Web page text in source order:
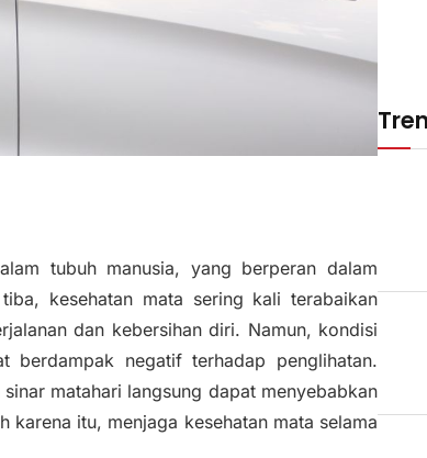
tubuh manusia, yang berperan dalam
kesehatan mata sering kali terabaikan
dan kebersihan diri. Namun, kondisi
berdampak negatif terhadap penglihatan.
matahari langsung dapat menyebabkan
karena itu, menjaga kesehatan mata selama